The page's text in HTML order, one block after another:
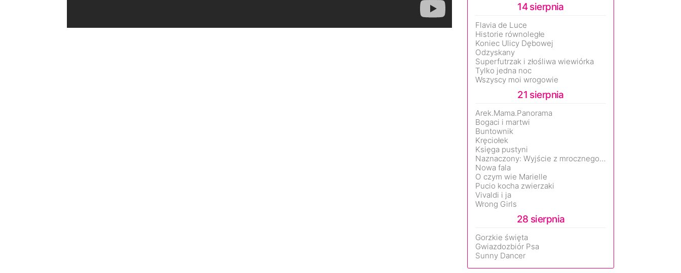
14 sierpnia
Flavia de Luce
Historie równoległe
Koniec Ulicy Dębowej
Odzyskany
Superfutrzak i złośliwa wiewiórka
Tylko jedna noc
Wszyscy moi wrogowie
21 sierpnia
Arek.Mama.Panorama
Bogaci i martwi
Buntownik
Kręciołek
Księga pustyni
Naznaczony: Wyjście z mrocznego wymiaru
Nowa fala
O czym wie Marielle
Pucio kocha zwierzaki
Vivaldi i ja
Wrong Girls
28 sierpnia
Gorzkie święta
Gwiazdozbiór Psa
Sunny Dancer